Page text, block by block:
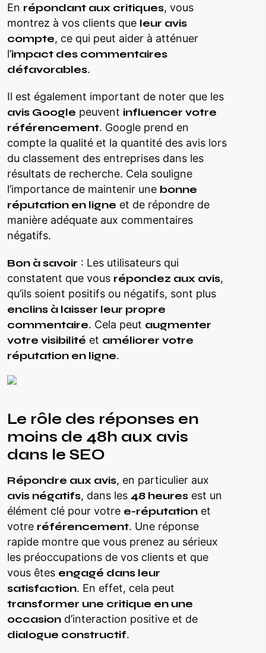
En répondant aux critiques, vous
montrez à vos clients que leur avis
compte, ce qui peut aider à atténuer
l’impact des commentaires
défavorables.
Il est également important de noter que les
avis Google peuvent influencer votre
référencement. Google prend en
compte la qualité et la quantité des avis lors
du classement des entreprises dans les
résultats de recherche. Cela souligne
l’importance de maintenir une bonne
réputation en ligne et de répondre de
manière adéquate aux commentaires
négatifs.
Bon à savoir : Les utilisateurs qui
constatent que vous répondez aux avis,
qu’ils soient positifs ou négatifs, sont plus
enclins à laisser leur propre
commentaire. Cela peut augmenter
votre visibilité et améliorer votre
réputation en ligne.
Le rôle des réponses en
moins de 48h aux avis
dans le SEO
Répondre aux avis, en particulier aux
avis négatifs, dans les 48 heures est un
élément clé pour votre e-réputation et
votre référencement. Une réponse
rapide montre que vous prenez au sérieux
les préoccupations de vos clients et que
vous êtes engagé dans leur
satisfaction. En effet, cela peut
transformer une critique en une
occasion d’interaction positive et de
dialogue constructif.